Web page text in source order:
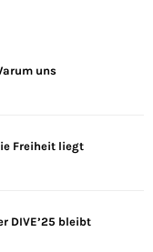
uns
Freiheit liegt
DIVE’25 bleibt